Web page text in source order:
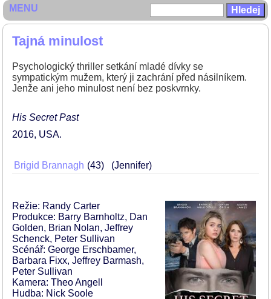
Tajná minulost
Psychologický thriller setkání mladé dívky se
sympatickým mužem, který ji zachrání před násilníkem.
Jenže ani jeho minulost není bez poskvrnky.
His Secret Past
2016 USA
Brigid Brannagh 43 (Jennifer)
Režie: Randy Carter
Produkce: Barry Barnholtz, Dan
Golden, Brian Nolan, Jeffrey
Schenck, Peter Sullivan
Scénář: George Erschbamer,
Barbara Fixx, Jeffrey Barmash,
Peter Sullivan
Kamera: Theo Angell
Hudba: Nick Soole
MENU